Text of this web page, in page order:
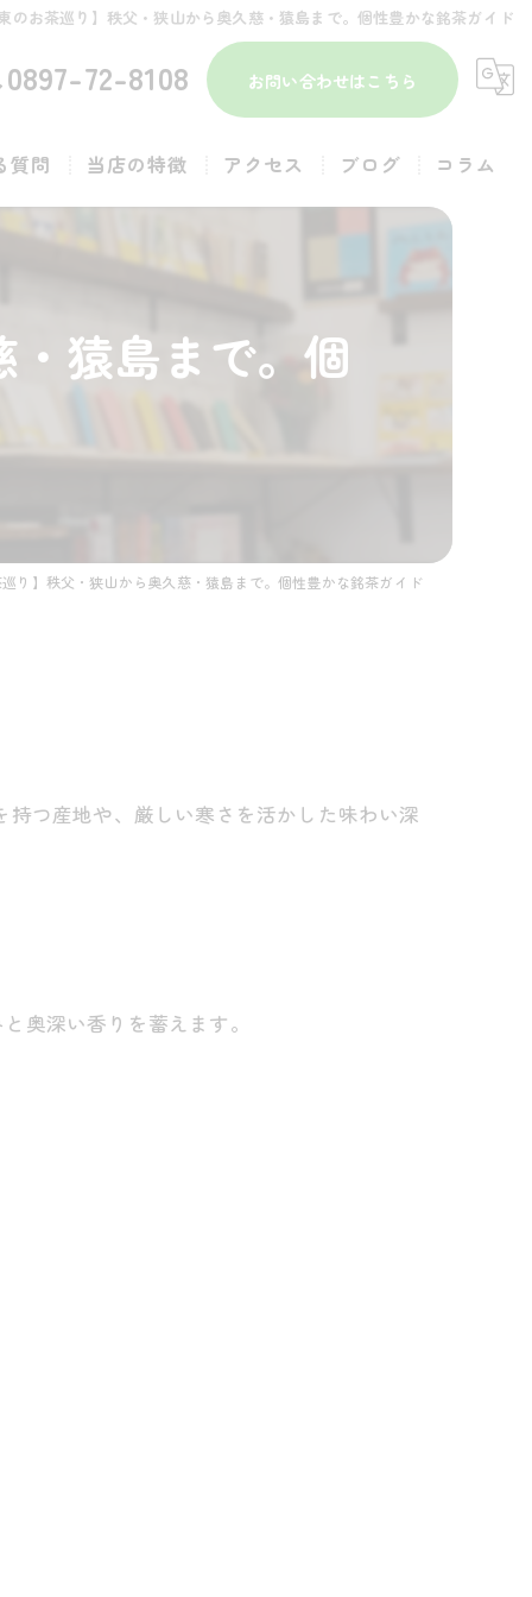
東のお茶巡り】秩父・狭山から奥久慈・猿島まで。個性豊かな銘茶ガイド
0897-72-8108 お問い合わせはこちら
質問 当店の特徴
一人
アクセス ブログ コラム
・猿島まで。個
巡り】秩父・狭山から奥久慈・猿島まで。個性豊かな銘茶ガイド
つ産地や、厳しい寒さを活かした味わい深
奥深い香りを蓄えます。